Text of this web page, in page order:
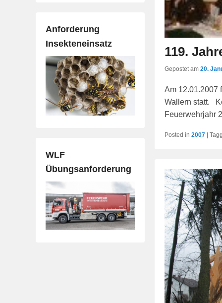
119.
Gepostet am 20.
Am 12.01.2007
Wallern statt.
Feuerwehrjahr
Posted in 2007 |
Anforderung
Insekteneinsatz
WLF
Übungsanforderung